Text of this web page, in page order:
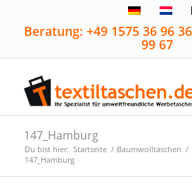
Beratung: +49 1575 36 96
99 67
147_Hamburg
Du bist hier: Startseite / Baumwolltaschen /
147_Hamburg